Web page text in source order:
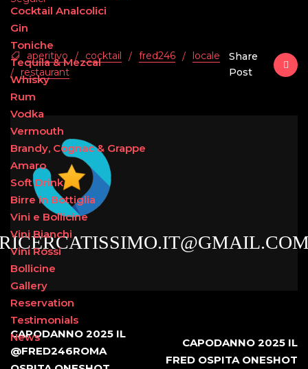
Cocktail Analcolici
Gin
Toniche
Tequila & Mezcal
Whisky
Rum
Vodka
Vermouth
Brandy, Cognac & Grappe
Amaro
Soft Drink
Birre in Bottiglia
Vini e Bollicine
Vini Bianchi
Vini Rossi
Bollicine
Gallery
Reservation
Testimonials
News
aperitivo / cocktail / fred246 / locale
/ restaurant
Share
Post
CAPODANNO 2025 IL
@FRED246ROMA
CAPODANNO 2025 IL
FRED OSPITA ONESHOT